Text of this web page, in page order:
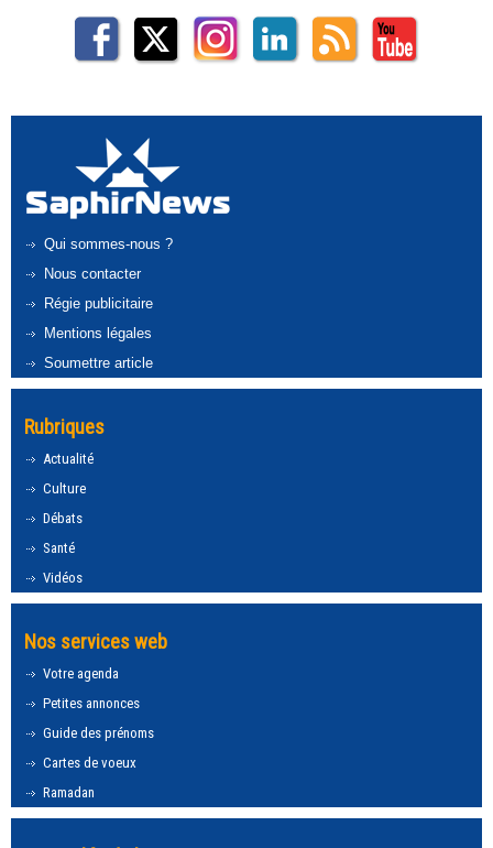
Qui sommes-nous ?
Nous contacter
Régie publicitaire
Mentions légales
Soumettre article
Rubriques
Actualité
Culture
Débats
Santé
Vidéos
Nos services web
Votre agenda
Petites annonces
Guide des prénoms
Cartes de voeux
Ramadan